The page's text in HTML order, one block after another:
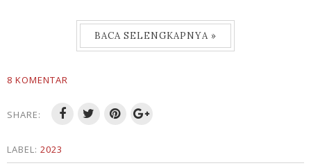
BACA SELENGKAPNYA »
8 KOMENTAR
SHARE:
LABEL: 2023